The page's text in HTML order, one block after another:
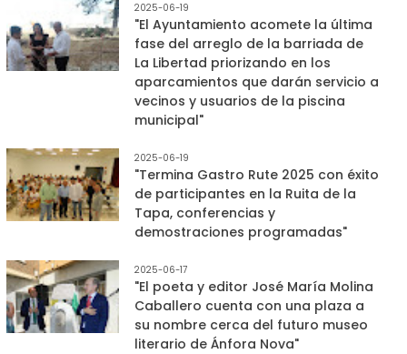
2025-06-19
"El Ayuntamiento acomete la última
fase del arreglo de la barriada de
La Libertad priorizando en los
aparcamientos que darán servicio a
vecinos y usuarios de la piscina
municipal"
2025-06-19
"Termina Gastro Rute 2025 con éxito
de participantes en la Ruita de la
Tapa, conferencias y
demostraciones programadas"
2025-06-17
"El poeta y editor José María Molina
Caballero cuenta con una plaza a
su nombre cerca del futuro museo
literario de Ánfora Nova"